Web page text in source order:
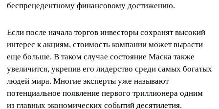
беспрецедентному финансовому достижению.
Если после начала торгов инвесторы сохранят высокий
интерес к акциям, стоимость компании может вырасти
еще больше. В таком случае состояние Маска также
увеличится, укрепив его лидерство среди самых богатых
людей мира. Многие эксперты уже называют
потенциальное появление первого триллионера одним
из главных экономических событий десятилетия.